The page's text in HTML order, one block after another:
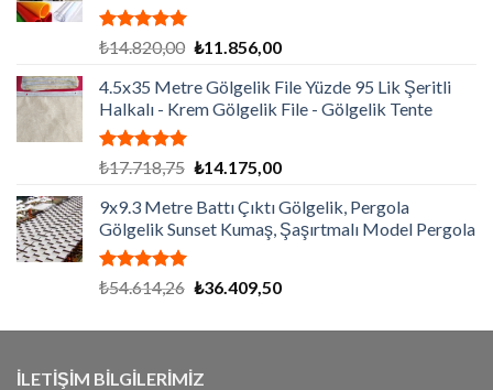
5 üzerinden
aldı
₺14.820,00 Orijinal
₺14.820,00.
₺11.856,00Şu
fiyat:
₺11.856,00.
4.5x35 Metre Gölgelik File Yüzde 95 Lik Şeritli
Halkalı - Krem Gölgelik File - Gölgelik Tente
5 üzerinden
aldı
₺17.718,75 Orijinal
₺17.718,75.
₺14.175,00Şu
fiyat:
₺14.175,00.
9x9.3 Metre Battı Çıktı Gölgelik, Pergola
Gölgelik Sunset Kumaş, Şaşırtmalı Model Pergola
5 üzerinden
₺54.614,26 Orijinal
₺54.614,26.
₺36.409,50Şu
fiyat:
İLETİŞİM BİLGİLERİMİZ